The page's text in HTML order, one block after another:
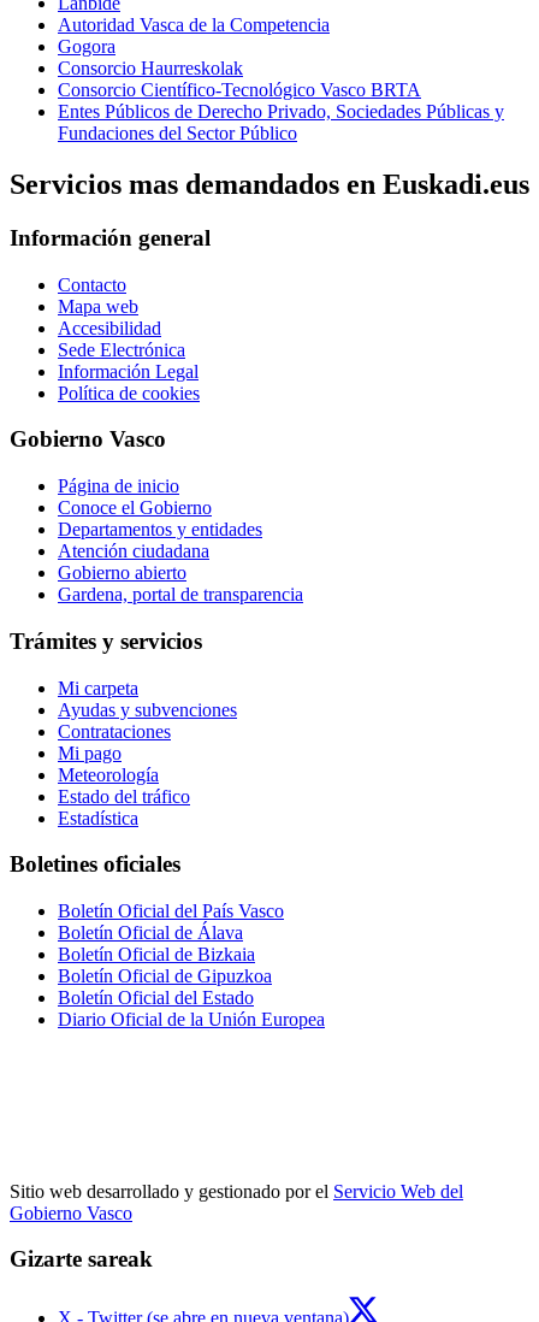
Autoridad Vasca de la Competencia
Gogora
Consorcio Haurreskolak
Consorcio Científico-Tecnológico Vasco BRTA
Entes Públicos de Derecho Privado, Sociedades Públicas y
Fundaciones del Sector Público
Servicios mas demandados en Euskadi.eus
Información general
Contacto
Mapa web
Accesibilidad
Sede Electrónica
Información Legal
Política de cookies
Gobierno Vasco
Página de inicio
Conoce el Gobierno
Departamentos y entidades
Atención ciudadana
Gobierno abierto
Gardena, portal de transparencia
Trámites y servicios
Mi carpeta
Ayudas y subvenciones
Contrataciones
Mi pago
Meteorología
Estado del tráfico
Estadística
Boletines oficiales
Boletín Oficial del País Vasco
Boletín Oficial de Álava
Boletín Oficial de Bizkaia
Boletín Oficial de Gipuzkoa
Boletín Oficial del Estado
Diario Oficial de la Unión Europea
Sitio web desarrollado y gestionado por el Servicio Web del
Gobierno Vasco
Gizarte sareak